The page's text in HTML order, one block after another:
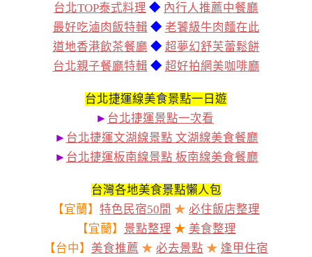
台北TOP泰式料理 ◆ 內行人推薦中餐廳
最好吃滷肉飯特輯 ◆ 老饕級牛肉麵在此
道地香港飲茶餐廳 ◆ 超夢幻舒芙蕾鬆餅
台北親子餐廳特輯 ◆ 超好拍網美咖啡廳
台北捷運線美食景點一日遊
► 台北捷運景點一次看
► 台北捷運文湖線景點 文湖線美食餐廳
► 台北捷運板南線景點 板南線美食餐廳
台灣各地美食景點懶人包
【宜蘭】 特色民宿50間 ★ 必住飯店整理
【宜蘭】 景點整理 ★ 美食整理
【台中】 美食推薦 ★ 必去景點 ★ 逢甲住宿